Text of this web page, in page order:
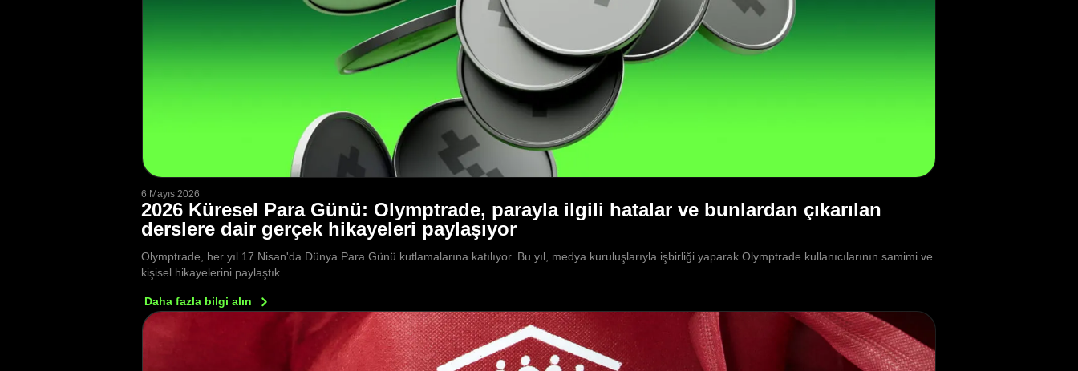
6 Mayıs 2026
2026 Küresel Para Günü: Olymptrade, parayla ilgili hatalar ve bunlardan çıkarılan
derslere dair gerçek hikayeleri paylaşıyor
Olymptrade, her yıl 17 Nisan'da Dünya Para Günü kutlamalarına katılıyor. Bu yıl, medya kuruluşlarıyla işbirliği yaparak Olymptrade kullanıcılarının samimi ve
kişisel hikayelerini paylaştık.
Daha fazla bilgi alın